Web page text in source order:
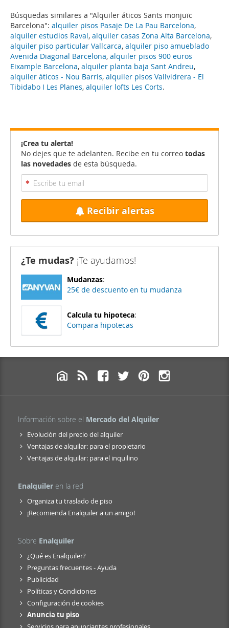
Búsquedas similares a "Alquiler áticos Sants monjuïc
Barcelona": alquiler pisos Pasaje De La Pau Barcelona,
alquiler estudios Raval, alquiler casas Zona Alta Barcelona,
alquiler piso particular Vallcarca, alquiler piso amueblado
Avenida Diagonal Barcelona, alquiler pisos 900 euros
Eixample Barcelona, alquiler planta baja Sant Andreu,
alquiler áticos - Nou Barris, alquiler pisos Vallvidrera - El
Tibidabo I Les Planes, alquiler lofts Les Corts.
¡Crea tu alerta!
No dejes que te adelanten. Recibe en tu correo todas
las novedades de esta búsqueda.
Recibir alertas
¿Te mudas? ¡Te ayudamos!
Mudanzas:
25€ de descuento en tu mudanza
Calcula tu hipoteca:
Compara hipotecas
Información sobre el Mercado del Alquiler
Evolución del precio del alquiler
Ventajas de alquilar: para el propietario
Ventajas de alquilar: para el inquilino
Enalquiler en la red
Organiza tu traslado de piso
¡Recomienda Enalquiler a un amigo!
Sobre Enalquiler
¿Qué es Enalquiler?
Preguntas frecuentes - Ayuda
Publicidad
Políticas y Condiciones
Configuración de cookies
Anuncia tu piso